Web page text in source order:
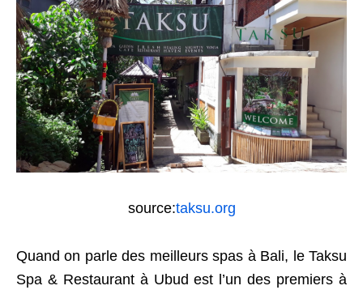
source:taksu.org
Quand on parle des meilleurs spas à Bali, le Taksu
Spa & Restaurant à Ubud est l’un des premiers à